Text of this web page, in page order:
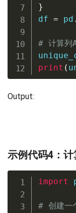
}
df = pd .
# 计算列
print (
Output:
示例代码4：
import
# 创建一